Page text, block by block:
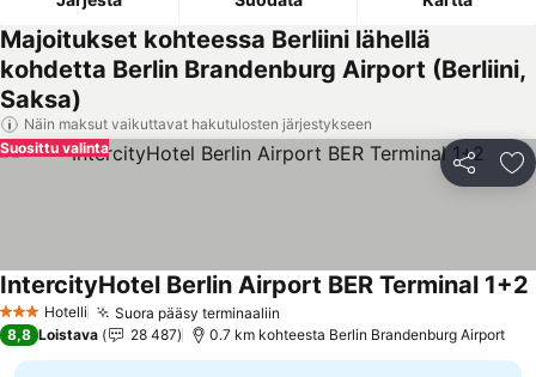
Majoitukset kohteessa Berliini lähellä
kohdetta Berlin Brandenburg Airport (Berliini,
Saksa)
Näin maksut vaikuttavat hakutulosten järjestykseen
Jaa
Suosittu valinta
3 Tähtiluokitus
Hotelli Suora pääsy terminaaliin
IntercityHotel Berlin Airport BER Terminal 1+2
8,8 Loistava 28 487 0.7 km kohteesta Berlin Brandenburg Airport